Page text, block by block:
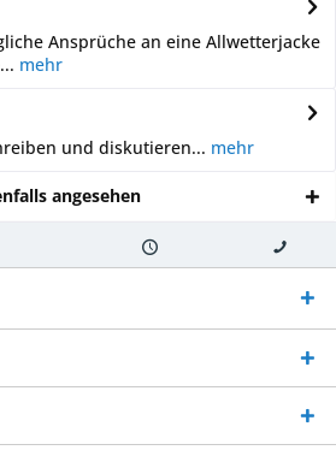
Ansprüche an eine Allwetterjacke
mehr
und diskutieren... mehr
angesehen
von Versand von So erreichen
Sie uns 0160
970 511 90